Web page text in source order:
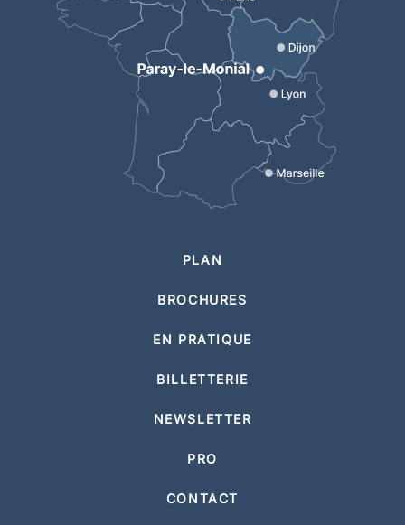
PLAN
BROCHURES
EN PRATIQUE
BILLETTERIE
NEWSLETTER
PRO
CONTACT